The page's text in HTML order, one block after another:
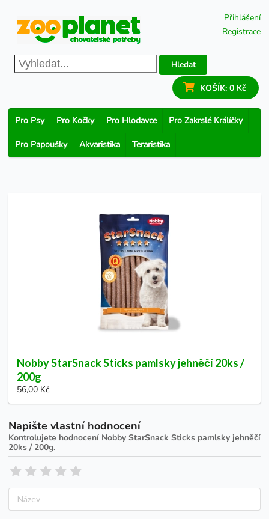
Přihlášení
Registrace
Hledat
KOŠÍK: 0 Kč
Pro Psy Pro Kočky Pro Hlodavce Pro Zakrslé Králíčky
Pro Papoušky Akvaristika Teraristika
Nobby StarSnack Sticks pamlsky jehněčí 20ks /
200g
56,00 Kč
Napište vlastní hodnocení
Kontrolujete hodnocení Nobby StarSnack Sticks pamlsky jehněčí
20ks / 200g.